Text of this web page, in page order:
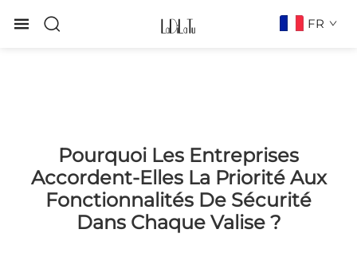
FR
Pourquoi Les Entreprises
Accordent-Elles La Priorité Aux
Fonctionnalités De Sécurité
Dans Chaque Valise ?